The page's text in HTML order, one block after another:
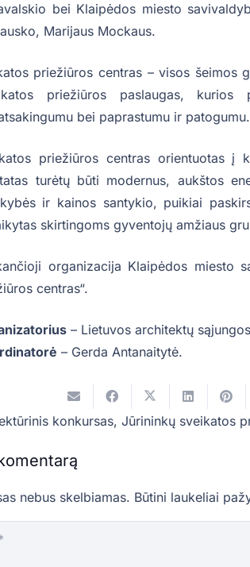
bei Klaipėdos miesto
Marijaus Mockaus.
priežiūros centras – visos šeimos
priežiūros paslaugas, kurios
bei paprastumu ir patogumu.
priežiūros centras orientuotas į
turėtų būti modernus, aukštos
ir kainos santykio, puikiai
skirtingoms gyventojų amžiaus
organizacija Klaipėdos miesto
centras“.
– Lietuvos architektų
– Gerda Antanaitytė.
konkursas, Jūrininkų sveikatos
nebus skelbiamas. Būtini laukeliai